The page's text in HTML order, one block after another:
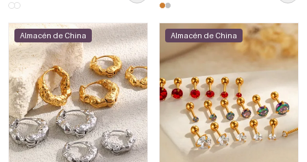
Almacén de China Almacén de China